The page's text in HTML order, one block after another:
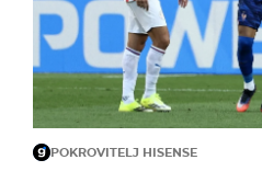
POKROVITELJ HISENSE